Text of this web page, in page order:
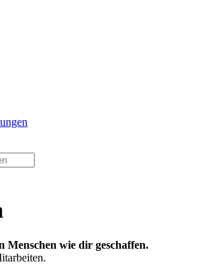
Menschen wie dir geschaffen.